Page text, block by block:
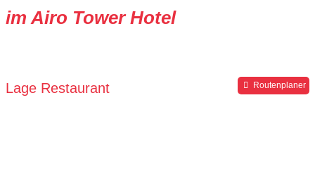
im Airo Tower Hotel
Lage Restaurant Routenplaner